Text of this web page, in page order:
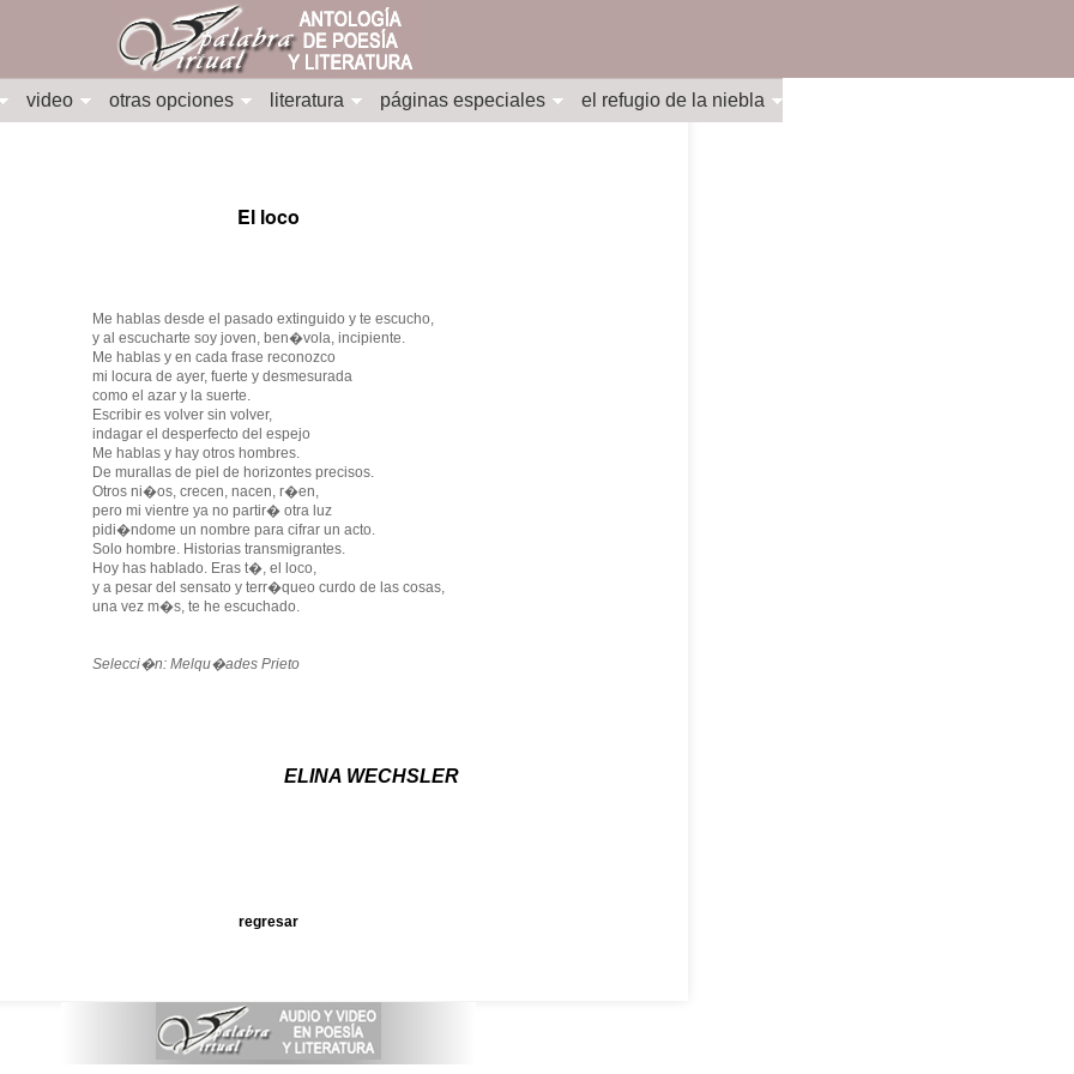
video otras opciones literatura páginas especiales el refugio de la niebla
El loco
Me hablas desde el pasado extinguido y te escucho,
y al escucharte soy joven, ben�vola, incipiente.
Me hablas y en cada frase reconozco
mi locura de ayer, fuerte y desmesurada
como el azar y la suerte.
Escribir es volver sin volver,
indagar el desperfecto del espejo
Me hablas y hay otros hombres.
De murallas de piel de horizontes precisos.
Otros ni�os, crecen, nacen, r�en,
pero mi vientre ya no partir� otra luz
pidi�ndome un nombre para cifrar un acto.
Solo hombre. Historias transmigrantes.
Hoy has hablado. Eras t�, el loco,
y a pesar del sensato y terr�queo curdo de las cosas,
una vez m�s, te he escuchado.
Selecci�n: Melqu�ades Prieto
ELINA WECHSLER
regresar